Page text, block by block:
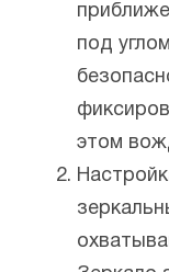
под
этом